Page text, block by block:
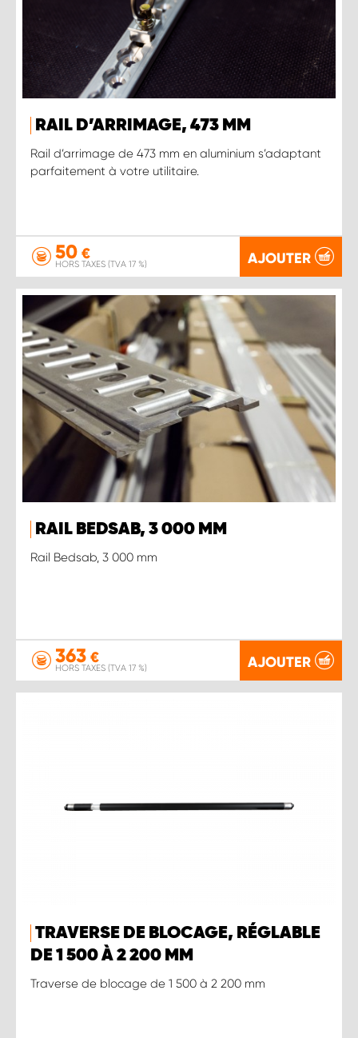
RAIL D’ARRIMAGE, 473 MM
Rail d’arrimage de 473 mm en aluminium s’adaptant
parfaitement à votre utilitaire.
50 €
HORS TAXES (TVA 17 %) AJOUTER
RAIL BEDSAB, 3 000 MM
Rail Bedsab, 3 000 mm
363 €
HORS TAXES (TVA 17 %) AJOUTER
TRAVERSE DE BLOCAGE, RÉGLABLE
DE 1 500 À 2 200 MM
Traverse de blocage de 1 500 à 2 200 mm